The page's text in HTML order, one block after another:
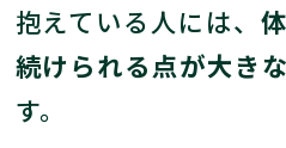
抱えている人には、
続けられる点が大き
す。